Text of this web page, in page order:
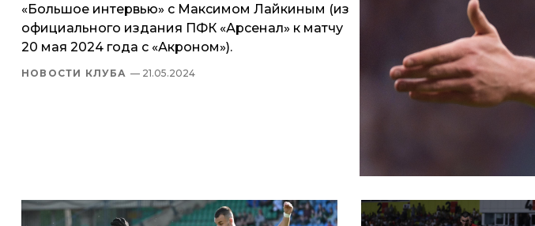
«Большое интервью» с Максимом Лайкиным (из
официального издания ПФК «Арсенал» к матчу
20 мая 2024 года с «Акроном»).
НОВОСТИ КЛУБА — 21.05.2024